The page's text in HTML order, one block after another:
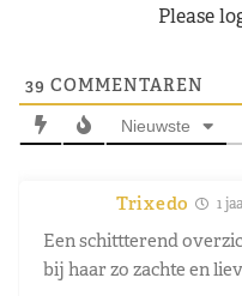
Please
39 COMMENTAREN
Nieuwste
Trixedo 1
Een schittterend
bij haar zo zachte en